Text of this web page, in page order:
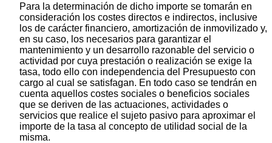
Para la determinación de dicho importe se tomarán en
consideración los costes directos e indirectos, inclusive
los de carácter financiero, amortización de inmovilizado y,
en su caso, los necesarios para garantizar el
mantenimiento y un desarrollo razonable del servicio o
actividad por cuya prestación o realización se exige la
tasa, todo ello con independencia del Presupuesto con
cargo al cual se satisfagan. En todo caso se tendrán en
cuenta aquellos costes sociales o beneficios sociales
que se deriven de las actuaciones, actividades o
servicios que realice el sujeto pasivo para aproximar el
importe de la tasa al concepto de utilidad social de la
misma.